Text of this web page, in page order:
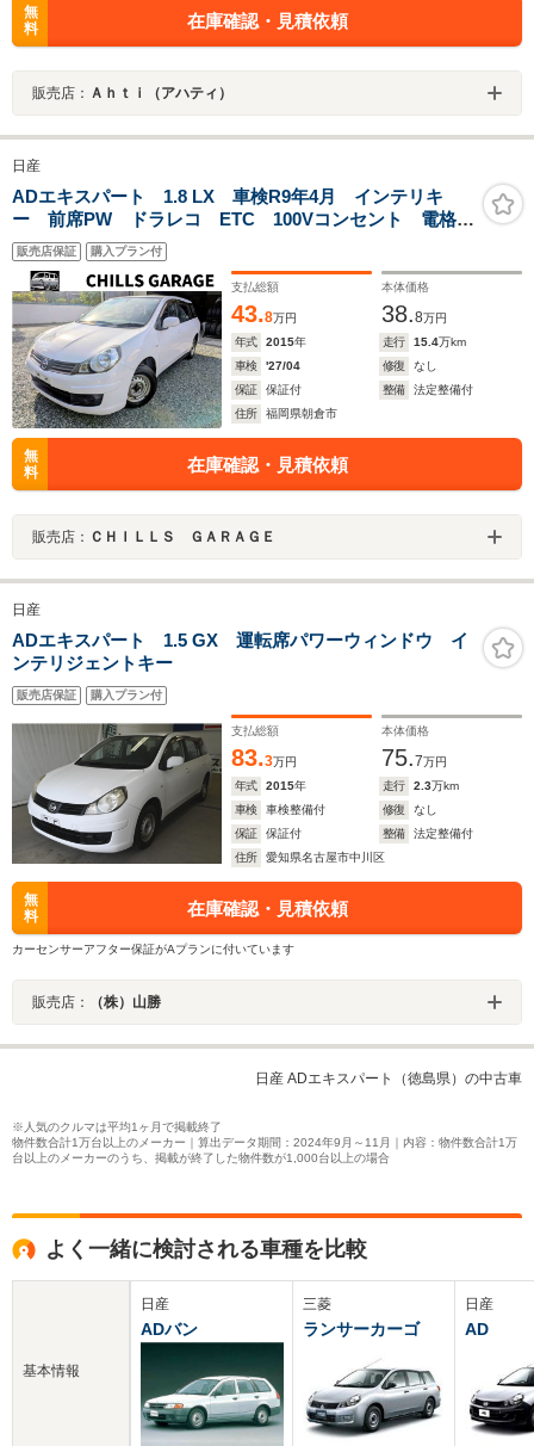
無
料
在庫確認・見積依頼
販売店： Ａｈｔｉ（アハティ）
日産
ADエキスパート 1.8 LX 車検R9年4月 インテリキ
ー 前席PW ドラレコ ETC 100Vコンセント 電格ミ
ラー
販売店保証 購入プラン付
支払総額
43.8万円
本体価格
38.8万円
年式
2015年 走行 15.4万km
車検
'27/04 修復
なし
保証
保証付 整備
法定整備付
住所
福岡県朝倉市
無
料
在庫確認・見積依頼
販売店： ＣＨＩＬＬＳ ＧＡＲＡＧＥ
日産
ADエキスパート 1.5 GX 運転席パワーウィンドウ イ
ンテリジェントキー
販売店保証 購入プラン付
支払総額
83.3万円
本体価格
75.7万円
年式
2015年 走行 2.3万km
車検
車検整備付 修復
なし
保証
保証付 整備
法定整備付
住所
愛知県名古屋市中川区
無
料
在庫確認・見積依頼
カーセンサーアフター保証がAプランに付いています
販売店： （株）山勝
日産 ADエキスパート（徳島県）の中古車
※人気のクルマは平均1ヶ月で掲載終了
物件数合計1万台以上のメーカー｜算出データ期間：2024年9月～11月｜内容：物件数合計1万
台以上のメーカーのうち、掲載が終了した物件数が1,000台以上の場合
よく一緒に検討される車種を比較
基本情報
日産
ADバン
三菱
ランサーカーゴ
日産
AD